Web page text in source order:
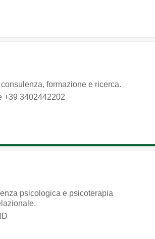
formazione e ricerca.
+39 3402442202
psicologica e psicoterapia